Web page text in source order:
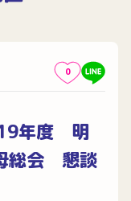
0
年度 明
総会 懇談